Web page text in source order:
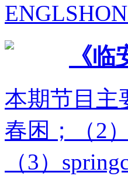
《临
本期节目主
春困；（2
（3）